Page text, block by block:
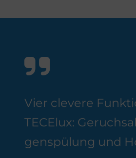
Vier cle­ve­re
TE­CE­lux:
gen­spü­lung und